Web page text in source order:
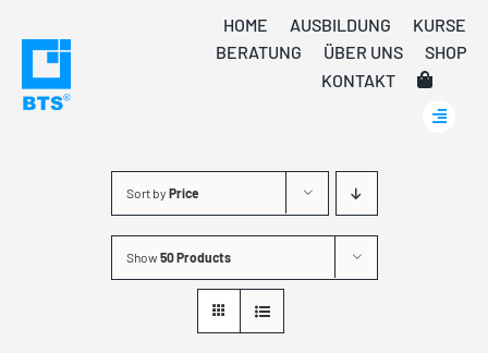
content
HOME AUSBILDUNG
KURSE
BERATUNG
ÜBER UNS
SHOP
KONTAKT
Sort by Price
Show50 Products